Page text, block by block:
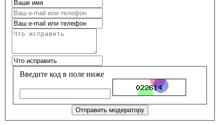
Введите код в поле ниже
Отправить модератору